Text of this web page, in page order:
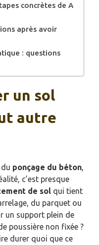
concrètes de A
après avoir
: questions
un sol
autre
ponçage du béton,
c’est presque
de sol qui tient
du parquet ou
un support plein de
poussière non fixée ?
durer quoi que ce